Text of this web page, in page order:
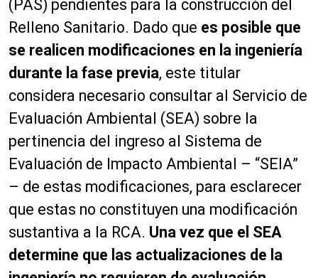
(PAS) pendientes para la construcción del
Relleno Sanitario. Dado que es posible que
se realicen modificaciones en la ingeniería
durante la fase previa, este titular
considera necesario consultar al Servicio de
Evaluación Ambiental (SEA) sobre la
pertinencia del ingreso al Sistema de
Evaluación de Impacto Ambiental – “SEIA”
– de estas modificaciones, para esclarecer
que estas no constituyen una modificación
sustantiva a la RCA. Una vez que el SEA
determine que las actualizaciones de la